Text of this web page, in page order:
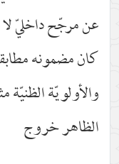
عن مرجّح داخليّ لا
كان مضمونه
والأولويّة الظنيّة
الظاهر خروج